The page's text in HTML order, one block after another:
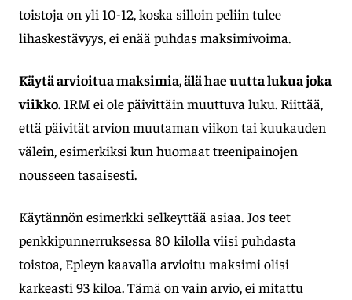
toistoja on yli 10-12, koska silloin peliin tulee
lihaskestävyys, ei enää puhdas maksimivoima.
Käytä arvioitua maksimia, älä hae uutta lukua joka
viikko.1RM ei ole päivittäin muuttuva luku. Riittää,
että päivität arvion muutaman viikon tai kuukauden
välein, esimerkiksi kun huomaat treenipainojen
nousseen tasaisesti.
Käytännön esimerkki selkeyttää asiaa. Jos teet
penkkipunnerruksessa 80 kilolla viisi puhdasta
toistoa, Epleyn kaavalla arvioitu maksimi olisi
karkeasti 93 kiloa. Tämä on vain arvio, ei mitattu